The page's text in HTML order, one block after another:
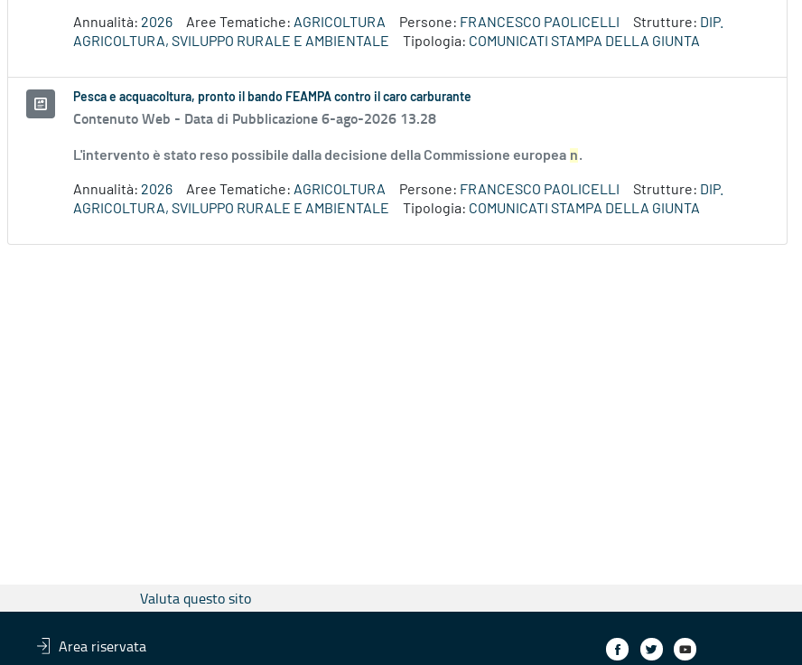
Annualità: 2026 Aree Tematiche: AGRICOLTURA Persone: FRANCESCO PAOLICELLI Strutture: DIP.
AGRICOLTURA, SVILUPPO RURALE E AMBIENTALE
Tipologia: COMUNICATI STAMPA DELLA GIUNTA
Pesca e acquacoltura, pronto il bando FEAMPA contro il caro carburante
Contenuto Web - Data di Pubblicazione 6-ago-2026 13.28
L'intervento è stato reso possibile dalla decisione della Commissione europea n.
Annualità: 2026 Aree Tematiche: AGRICOLTURA Persone: FRANCESCO PAOLICELLI Strutture: DIP.
AGRICOLTURA, SVILUPPO RURALE E AMBIENTALE
Tipologia: COMUNICATI STAMPA DELLA GIUNTA
Valuta questo sito
Area riservata